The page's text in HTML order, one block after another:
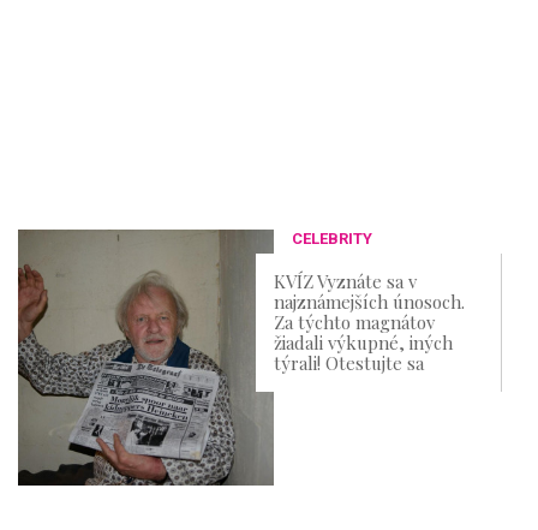
CELEBRITY
KVÍZ Vyznáte sa v
najznámejších únosoch.
Za týchto magnátov
žiadali výkupné, iných
týrali! Otestujte sa